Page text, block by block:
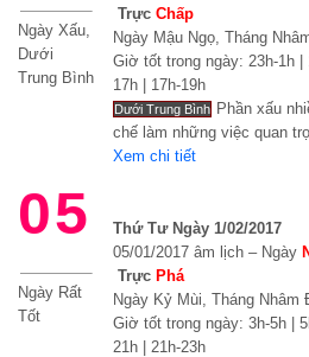
Ngày Xấu,
Dưới
Trung Bình
Trực Chấp
Ngày Mậu Ngọ, Tháng
Giờ tốt trong ngày: 23h-1h |
17h | 17h-19h
Dưới Trung Bình Phần xấu
chế làm những việc quan
Xem chi tiết
05
Ngày Rất
Tốt
Thứ Tư Ngày 1/02/2017
05/01/2017 âm lịch – Ngày
Trực Phá
Ngày Kỷ Mùi, Tháng Nhâm
Giờ tốt trong ngày: 3h-5h |
21h | 21h-23h